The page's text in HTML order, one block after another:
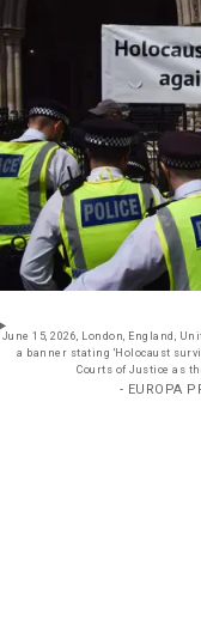
June 15, 2026, London, England,
a banner stating 'Holocaust
Courts of Justice as
- EUROPA